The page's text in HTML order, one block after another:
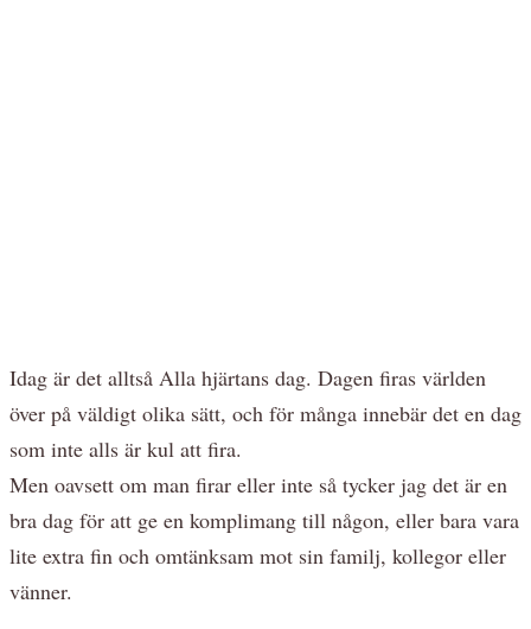
Idag är det alltså Alla hjärtans dag. Dagen firas världen
över på väldigt olika sätt, och för många innebär det en dag
som inte alls är kul att fira.
Men oavsett om man firar eller inte så tycker jag det är en
bra dag för att ge en komplimang till någon, eller bara vara
lite extra fin och omtänksam mot sin familj, kollegor eller
vänner.